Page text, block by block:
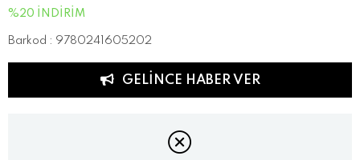
%20 İNDIRIM
Barkod : 9780241605202
GELINCE HABER VER